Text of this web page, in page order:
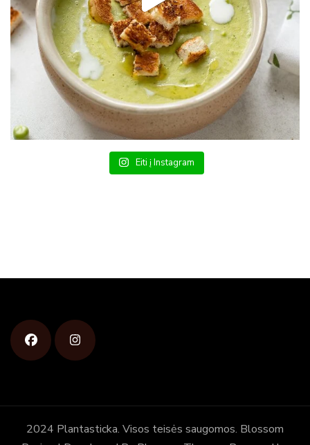
Eiti į Instagram
2024 Plantasticka. Visos teisės saugomos. Blossom